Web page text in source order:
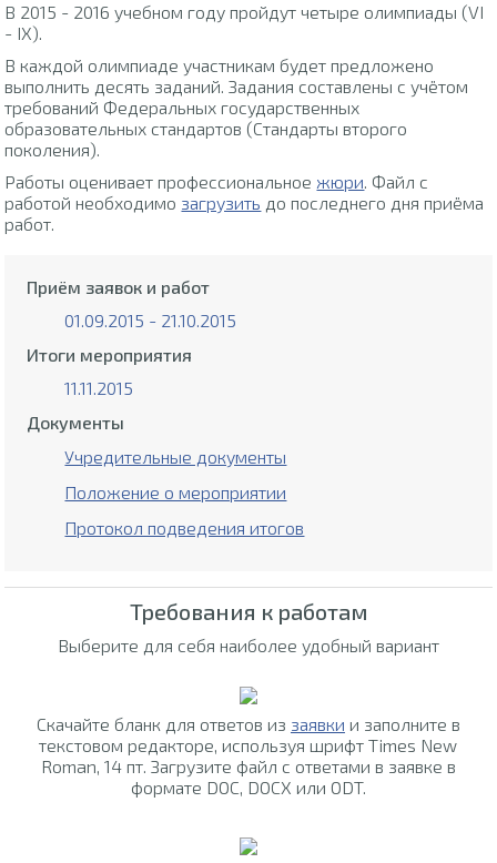
В 2015 - 2016 учебном году пройдут четыре олимпиады (VI
- IX).
В каждой олимпиаде участникам будет предложено
выполнить десять заданий. Задания составлены с учётом
требований Федеральных государственных
образовательных стандартов (Стандарты второго
поколения).
Работы оценивает профессиональное жюри. Файл с
работой необходимо загрузить до последнего дня приёма
работ.
Приём заявок и работ
01.09.2015 - 21.10.2015
Итоги мероприятия
11.11.2015
Документы
Учредительные документы
Положение о мероприятии
Протокол подведения итогов
Требования к работам
Выберите для себя наиболее удобный вариант
Скачайте бланк для ответов из заявки и заполните в
текстовом редакторе, используя шрифт Times New
Roman, 14 пт. Загрузите файл с ответами в заявке в
формате DOC, DOCX или ODT.